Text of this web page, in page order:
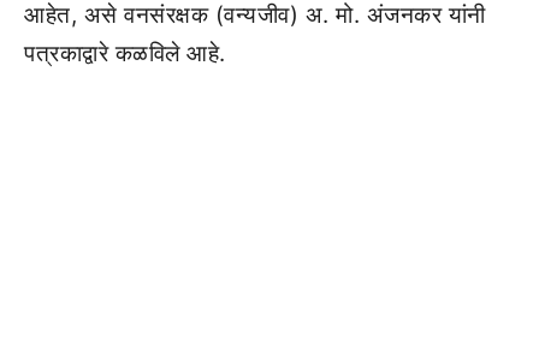
आहेत, असे वनसंरक्षक (वन्यजीव) अ. मो. अंजनकर यांनी
पत्रकाद्वारे कळविले आहे.